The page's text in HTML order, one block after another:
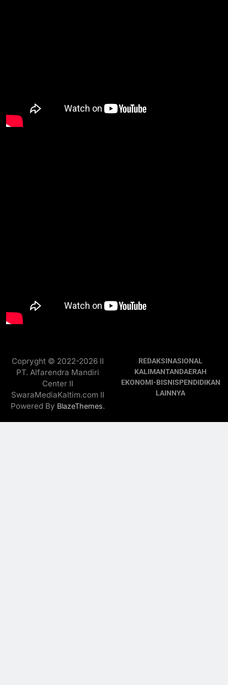
Copryght © 2022-2026 II
PT. Alfarendra Mandiri
Center II
SwaraMediaKaltim.com II
Powered By BlazeThemes.
REDAKSINASIONAL
KALIMANTANDAERAH
EKONOMI-BISNISPENDIDIKAN
LAINNYA